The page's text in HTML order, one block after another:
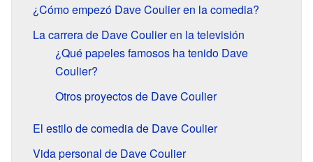
¿Cómo empezó Dave Coulier en la comedia?
La carrera de Dave Coulier en la televisión
¿Qué papeles famosos ha tenido Dave
Coulier?
Otros proyectos de Dave Coulier
El estilo de comedia de Dave Coulier
Vida personal de Dave Coulier